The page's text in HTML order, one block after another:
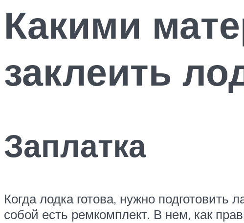
Какими
заклеить
Заплатка
Когда лодка готова, нужно подготовить
собой есть ремкомплект. В нем, как